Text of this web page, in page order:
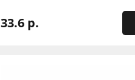
33.6 р.